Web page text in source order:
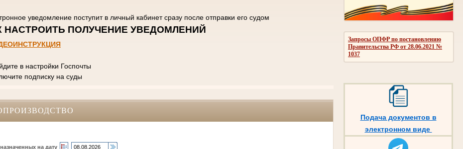
Запросы ОПФР по постановлению
Правительства РФ от 28.06.2021 №
1037
Подача документов в
электронном виде
уведомление поступит в личный кабинет сразу после отправки его судом
НАСТРОИТЬ ПОЛУЧЕНИЕ УВЕДОМЛЕНИЙ
в настройки Госпочты
подписку на суды
на дату